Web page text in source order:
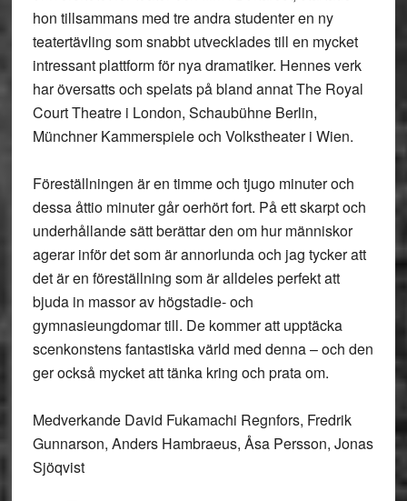
hon tillsammans med tre andra studenter en ny
teatertävling som snabbt utvecklades till en mycket
intressant plattform för nya dramatiker. Hennes verk
har översatts och spelats på bland annat The Royal
Court Theatre i London, Schaubühne Berlin,
Münchner Kammerspiele och Volkstheater i Wien.
Föreställningen är en timme och tjugo minuter och
dessa åttio minuter går oerhört fort. På ett skarpt och
underhållande sätt berättar den om hur människor
agerar inför det som är annorlunda och jag tycker att
det är en föreställning som är alldeles perfekt att
bjuda in massor av högstadie- och
gymnasieungdomar till. De kommer att upptäcka
scenkonstens fantastiska värld med denna – och den
ger också mycket att tänka kring och prata om.
MedverkandeDavid Fukamachi Regnfors, Fredrik
Gunnarson, Anders Hambraeus, Åsa Persson, Jonas
Sjöqvist